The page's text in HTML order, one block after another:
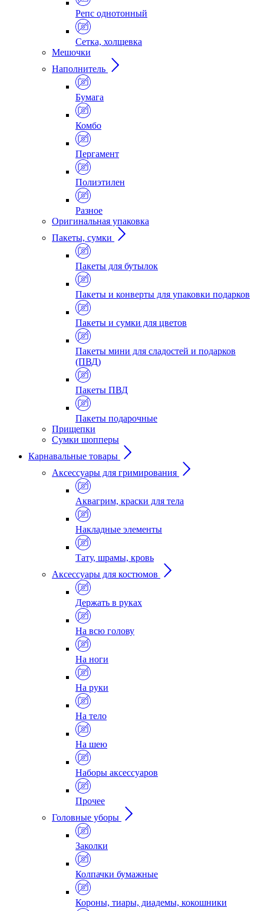
Репс однотонный
Сетка, холщевка
Мешочки
Наполнитель
Бумага
Комбо
Пергамент
Полиэтилен
Разное
Оригинальная упаковка
Пакеты, сумки
Пакеты для бутылок
Пакеты и конверты для упаковки подарков
Пакеты и сумки для цветов
Пакеты мини для сладостей и подарков
(ПВД)
Пакеты ПВД
Пакеты подарочные
Прищепки
Сумки шопперы
Карнавальные товары
Аксессуары для гримирования
Аквагрим, краски для тела
Накладные элементы
Тату, шрамы, кровь
Аксессуары для костюмов
Держать в руках
На всю голову
На ноги
На руки
На тело
На шею
Наборы аксессуаров
Прочее
Головные уборы
Заколки
Колпачки бумажные
Короны, тиары, диадемы, кокошники